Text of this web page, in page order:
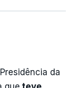
da